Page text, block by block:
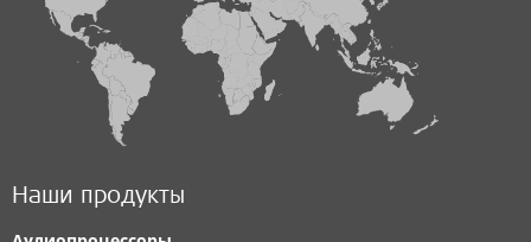
Наши продукты